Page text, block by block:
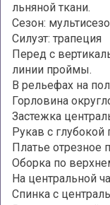
льняной ткани.
Сезон:
Силуэт: трапеция
Перед с
линии проймы.
В рельефах на
Горловина
Застежка
Рукав с
Платье отрезное
Оборка по
На центральной
Спинка с